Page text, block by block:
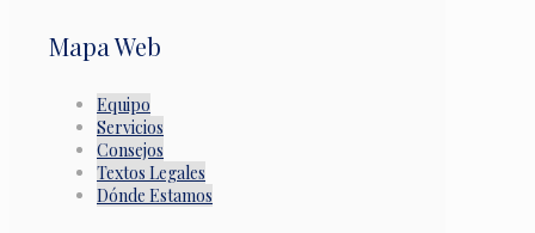
Mapa Web
Equipo
Servicios
Consejos
Textos Legales
Dónde Estamos